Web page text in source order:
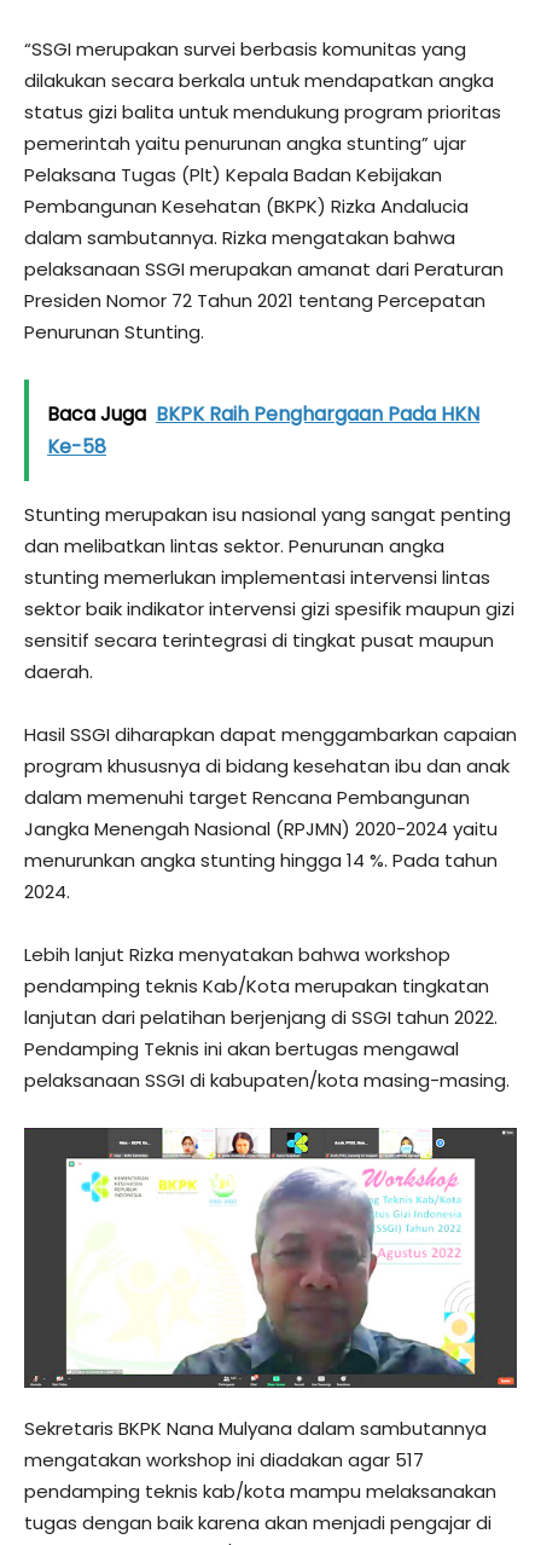
“SSGI merupakan survei berbasis komunitas yang
dilakukan secara berkala untuk mendapatkan angka
status gizi balita untuk mendukung program prioritas
pemerintah yaitu penurunan angka stunting” ujar
Pelaksana Tugas (Plt) Kepala Badan Kebijakan
Pembangunan Kesehatan (BKPK) Rizka Andalucia
dalam sambutannya. Rizka mengatakan bahwa
pelaksanaan SSGI merupakan amanat dari Peraturan
Presiden Nomor 72 Tahun 2021 tentang Percepatan
Penurunan Stunting.
Baca Juga BKPK Raih Penghargaan Pada HKN
Ke-58
Stunting merupakan isu nasional yang sangat penting
dan melibatkan lintas sektor. Penurunan angka
stunting memerlukan implementasi intervensi lintas
sektor baik indikator intervensi gizi spesifik maupun gizi
sensitif secara terintegrasi di tingkat pusat maupun
daerah.
Hasil SSGI diharapkan dapat menggambarkan capaian
program khususnya di bidang kesehatan ibu dan anak
dalam memenuhi target Rencana Pembangunan
Jangka Menengah Nasional (RPJMN) 2020-2024 yaitu
menurunkan angka stunting hingga 14 %. Pada tahun
2024.
Lebih lanjut Rizka menyatakan bahwa workshop
pendamping teknis Kab/Kota merupakan tingkatan
lanjutan dari pelatihan berjenjang di SSGI tahun 2022.
Pendamping Teknis ini akan bertugas mengawal
pelaksanaan SSGI di kabupaten/kota masing-masing.
Sekretaris BKPK Nana Mulyana dalam sambutannya
mengatakan workshop ini diadakan agar 517
pendamping teknis kab/kota mampu melaksanakan
tugas dengan baik karena akan menjadi pengajar di